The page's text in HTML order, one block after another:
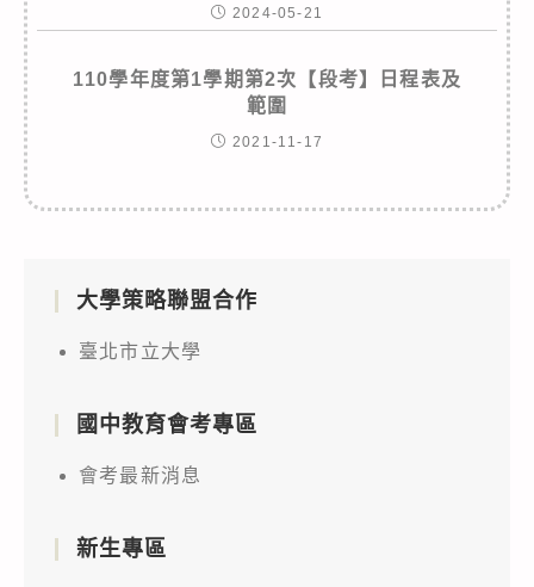
2024-05-21
110學年度第1學期第2次【段考】日程表及
範圍
2021-11-17
大學策略聯盟合作
臺北市立大學
國中教育會考專區
會考最新消息
新生專區